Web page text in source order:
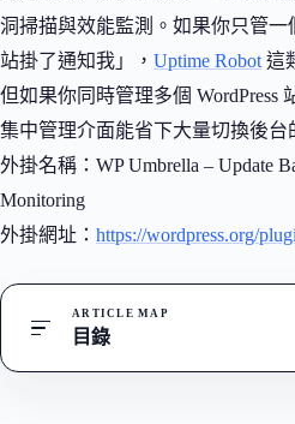
洞掃描與效能監測。如果你只管一
站掛了通知我」， Uptime Robot 這
但如果你同時管理多個 WordPress
集中管理介面能省下大量切換後台
外掛名稱：WP Umbrella – Update
Monitoring
外掛網址： https://wordpress.org/
ARTICLE MAP
目錄